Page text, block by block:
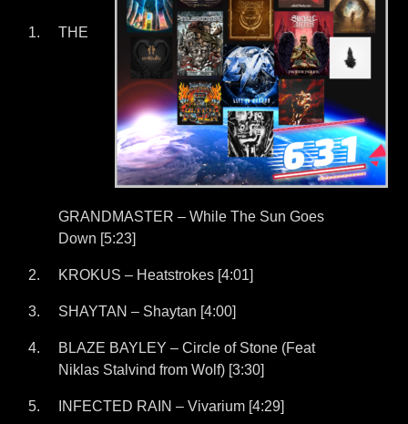
THE
GRANDMASTER – While The Sun Goes
Down [5:23]
KROKUS – Heatstrokes [4:01]
SHAYTAN – Shaytan [4:00]
BLAZE BAYLEY – Circle of Stone (Feat
Niklas Stalvind from Wolf) [3:30]
INFECTED RAIN – Vivarium [4:29]